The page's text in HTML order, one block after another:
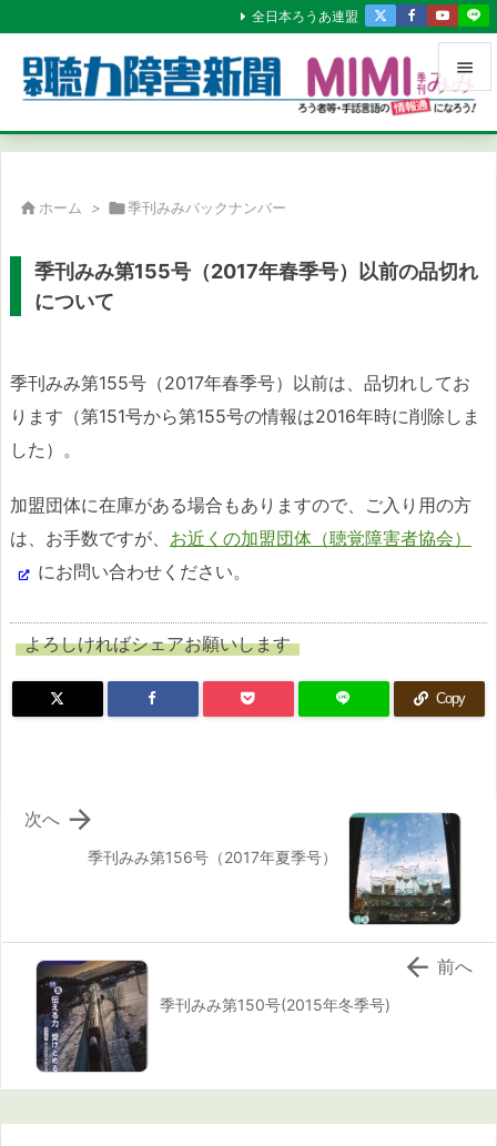


メニュ

全日本ろうあ連盟
 ホーム > 季刊みみバックナンバー
季刊みみ第155号（2017年春季号）以前の品切れ
について
季刊みみ第155号（2017年春季号）以前は、品切れしてお
ります（第151号から第155号の情報は2016年時に削除しま
した）。
加盟団体に在庫がある場合もありますので、ご入り用の方
は、お手数ですが、 お近くの加盟団体（聴覚障害者協会）
にお問い合わせください。
よろしければシェアお願いします
Copy
季刊みみ第156号（2017年夏季号）

次へ
季刊みみ第150号(2015年冬季号)
 前へ